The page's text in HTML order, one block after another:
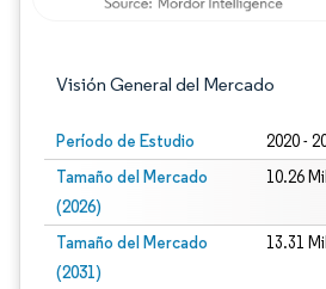
Visión General del Mercado
Período de Estudio 2020 -
Tamaño del Mercado
(2026)
10.26
Tamaño del Mercado
(2031)
13.31